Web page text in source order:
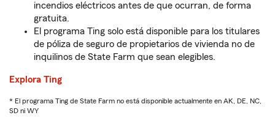
incendios eléctricos antes de que ocurran, de forma
gratuita.
El programa Ting solo está disponible para los titulares
de póliza de seguro de propietarios de vivienda no de
inquilinos de State Farm que sean elegibles.
Explora Ting
* El programa Ting de State Farm no está disponible actualmente en AK, DE, NC,
SD ni WY